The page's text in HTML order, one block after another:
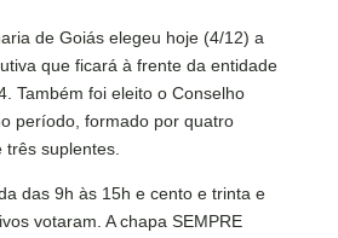
de Goiás elegeu hoje (4/12) a
que ficará à frente da entidade
Também foi eleito o Conselho
período, formado por quatro
três suplentes.
das 9h às 15h e cento e trinta e
votaram. A chapa SEMPRE